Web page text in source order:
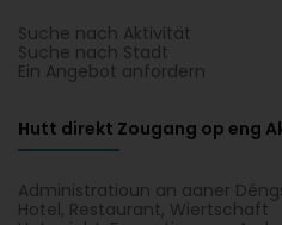
Suche nach Aktivität
Suche nach Stadt
Ein Angebot anfordern
Hutt direkt Zougang op eng
Administratioun an aaner
Hotel, Restaurant, Wiertschaft